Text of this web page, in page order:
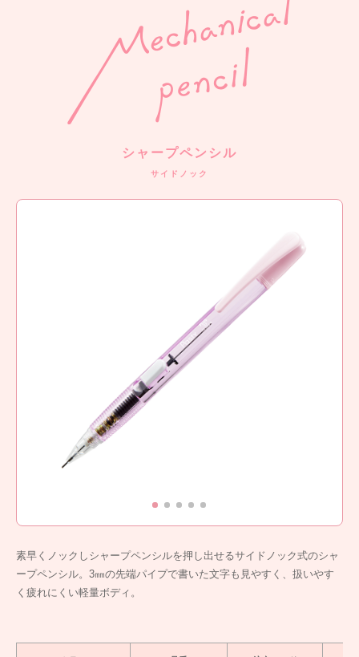
シャープペンシル
サイドノック
素早くノックしシャープペンシルを押し出せるサイドノック式のシャ
ープペンシル。3㎜の先端パイプで書いた文字も見やすく、扱いやす
く疲れにくい軽量ボディ。